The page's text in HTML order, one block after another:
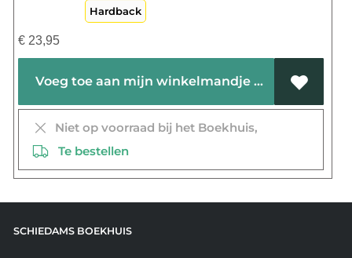
Hardback
€23,95
Voeg toe aan mijn winkelmandje
Niet op voorraad bij het Boekhuis,
Te bestellen
SCHIEDAMS BOEKHUIS